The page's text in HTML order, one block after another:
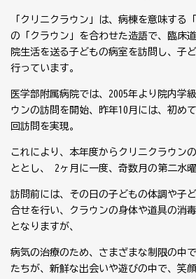
「クリニクラウン」は、病棟を意味する
の「クラウン」を合わせた造語で、臨床
院生活を送る子どもの病室を訪問し、子
行っています。
医学部附属病院では、2005年より院内学
ウンの訪問を開始、昨年10月には、初め
回訪問を実現。
これにより、本年度からクリニクラウン
ととし、 2ヶ月に一度、奇数月の第二水
訪問前には、その日の子どもの体調や子
合せを行い、クラウンの身体や道具の消
となりますが、
病気の治療のため、さまざまな制限の中
たちが、新鮮な出会いや遊びの中で、笑